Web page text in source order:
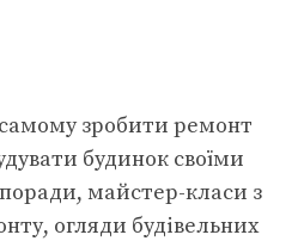
зробити ремонт
будинок своїми
майстер-класи з
огляди будівельних